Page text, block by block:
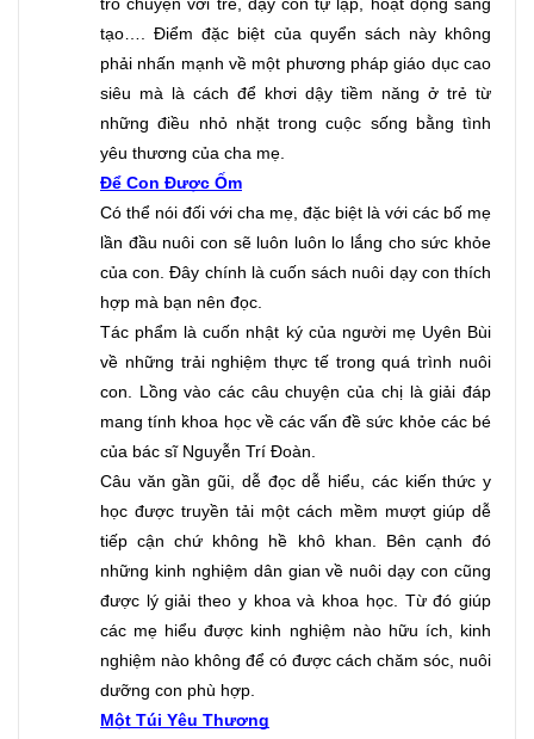
trò chuyện với trẻ, dạy con tự lập, hoạt động sáng
tạo…. Điểm đặc biệt của quyển sách này không
phải nhấn mạnh về một phương pháp giáo dục cao
siêu mà là cách để khơi dậy tiềm năng ở trẻ từ
những điều nhỏ nhặt trong cuộc sống bằng tình
yêu thương của cha mẹ.
Để Con Được Ốm
Có thể nói đối với cha mẹ, đặc biệt là với các bố mẹ
lần đầu nuôi con sẽ luôn luôn lo lắng cho sức khỏe
của con. Đây chính là cuốn sách nuôi dạy con thích
hợp mà bạn nên đọc.
Tác phẩm là cuốn nhật ký của người mẹ Uyên Bùi
về những trải nghiệm thực tế trong quá trình nuôi
con. Lồng vào các câu chuyện của chị là giải đáp
mang tính khoa học về các vấn đề sức khỏe các bé
của bác sĩ Nguyễn Trí Đoàn.
Câu văn gần gũi, dễ đọc dễ hiểu, các kiến thức y
học được truyền tải một cách mềm mượt giúp dễ
tiếp cận chứ không hề khô khan. Bên cạnh đó
những kinh nghiệm dân gian về nuôi dạy con cũng
được lý giải theo y khoa và khoa học. Từ đó giúp
các mẹ hiểu được kinh nghiệm nào hữu ích, kinh
nghiệm nào không để có được cách chăm sóc, nuôi
dưỡng con phù hợp.
Một Túi Yêu Thương